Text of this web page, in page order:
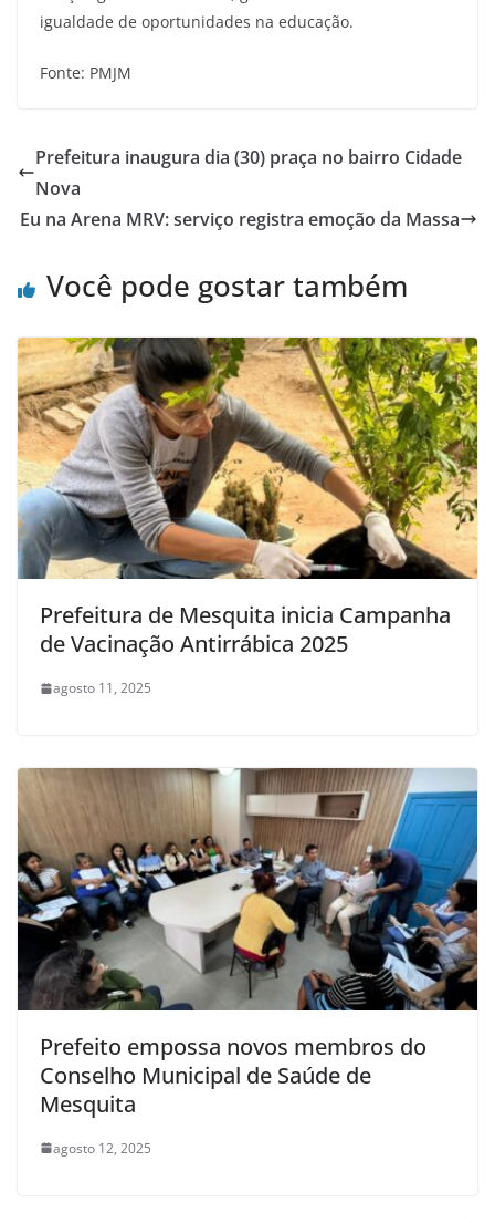
igualdade de oportunidades na educação.
Fonte: PMJM
Prefeitura inaugura dia (30) praça no bairro Cidade
Nova
Eu na Arena MRV: serviço registra emoção da Massa
Você pode gostar também
Prefeitura de Mesquita inicia Campanha
de Vacinação Antirrábica 2025
agosto 11, 2025
Prefeito empossa novos membros do
Conselho Municipal de Saúde de
Mesquita
agosto 12, 2025